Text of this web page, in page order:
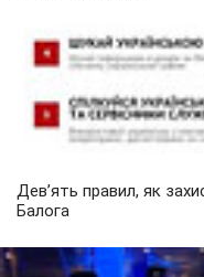
Дев’ять правил, як
Балога